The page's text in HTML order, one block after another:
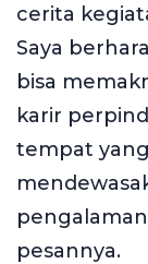
cerita
Saya
bisa
karir
tempat
pesannya.